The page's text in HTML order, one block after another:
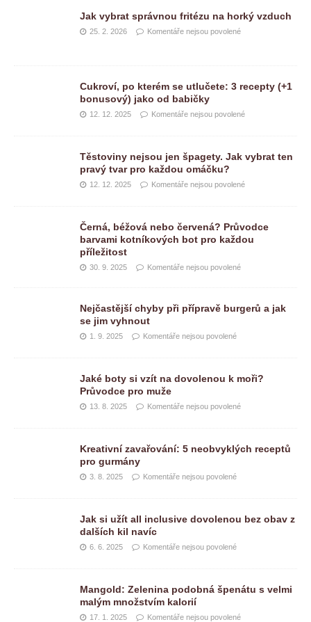
Jak vybrat správnou fritézu na horký vzduch
25. 2. 2026 Komentáře nejsou povolené
Cukroví, po kterém se utlučete: 3 recepty (+1
bonusový) jako od babičky
12. 12. 2025 Komentáře nejsou povolené
Těstoviny nejsou jen špagety. Jak vybrat ten
pravý tvar pro každou omáčku?
12. 12. 2025 Komentáře nejsou povolené
Černá, béžová nebo červená? Průvodce
barvami kotníkových bot pro každou
příležitost
30. 9. 2025 Komentáře nejsou povolené
Nejčastější chyby při přípravě burgerů a jak
se jim vyhnout
1. 9. 2025 Komentáře nejsou povolené
Jaké boty si vzít na dovolenou k moři?
Průvodce pro muže
13. 8. 2025 Komentáře nejsou povolené
Kreativní zavařování: 5 neobvyklých receptů
pro gurmány
3. 8. 2025 Komentáře nejsou povolené
Jak si užít all inclusive dovolenou bez obav z
dalších kil navíc
6. 6. 2025 Komentáře nejsou povolené
Mangold: Zelenina podobná špenátu s velmi
malým množstvím kalorií
17. 1. 2025 Komentáře nejsou povolené